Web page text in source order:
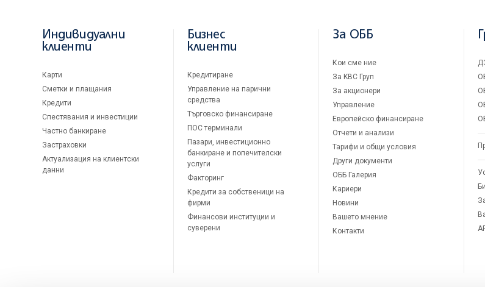
Индивидуални
клиенти
Карти
Сметки и плащания
Кредити
Спестявания и инвестиции
Частно банкиране
Застраховки
Актуализация на клиентски
данни
Бизнес
клиенти
Кредитиране
Управление на парични
средства
Търговско финансиране
ПОС терминали
Пазари, инвестиционно
банкиране и попечителски
услуги
Факторинг
Кредити за собственици на
фирми
Финансови институции и
суверени
За ОББ
Кои сме ние
За KBC Груп
За акционери
Управление
Европейско финансиране
Отчети и анализи
Тарифи и общи условия
Други документи
ОББ Галерия
Кариери
Новини
Вашето мнение
Контакти